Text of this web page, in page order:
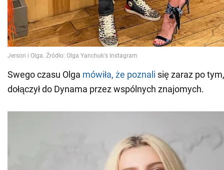
Swego czasu Olga mówiła, że poznali się zaraz po
dołączył do Dynama przez wspólnych znajomych.